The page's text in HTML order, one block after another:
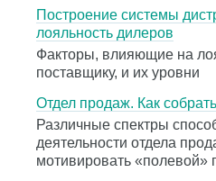
Построение системы
лояльность дилеров
Факторы, влияющие на
поставщику, и их уровни
Отдел продаж. Как
Различные спектры
деятельности отдела
мотивировать «полевой»